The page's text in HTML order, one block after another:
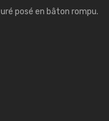
posé en bâton rompu.